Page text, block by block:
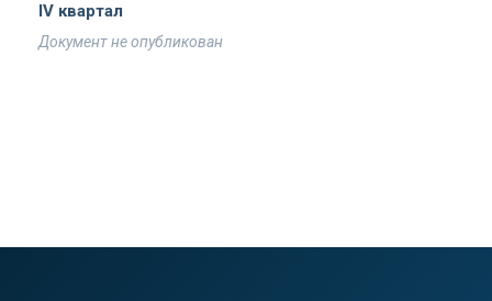
IV квартал
Документ не опубликован